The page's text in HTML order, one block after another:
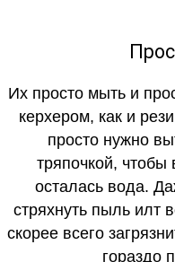
Их просто мыть и
керхером, как и
просто нужно
тряпочкой, чтобы
осталась вода.
стряхнуть пыль илт
скорее всего
гораздо